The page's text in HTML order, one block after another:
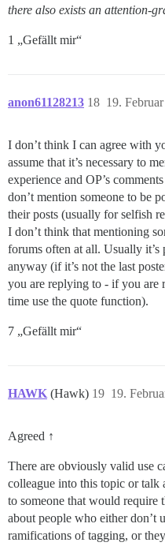
there also exists an attention-
1 „Gefällt mir“
anon61128213 19.
18
I don’t think I can agree with
assume that it’s necessary to
experience and OP’s
don’t mention someone to be
their posts (usually for selfish
I don’t think that mentioning
forums often at all. Usually
anyway (if it’s not the last
you are replying to - if you are
time use the quote function).
7 „Gefällt mir“
HAWK (Hawk) 19.
19
Agreed ↑
There are obviously valid use
colleague into this topic or talk
to someone that would require
about people who either don’t
ramifications of tagging, or